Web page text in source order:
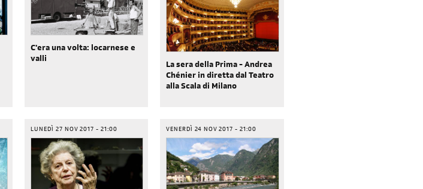
C'era una volta: locarnese e
valli
La sera della Prima - Andrea
Chénier in diretta dal Teatro
alla Scala di Milano
LUNEDÌ 27 NOV 2017 - 21:00 VENERDÌ 24 NOV 2017 - 21:00